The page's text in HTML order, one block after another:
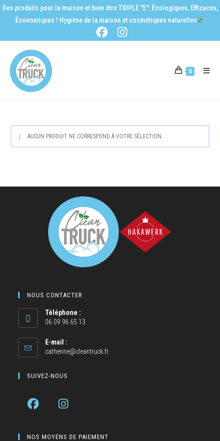
Des produits pour la maison et bien être TRIPLE "E": Écologiques, Efficaces,
Économiques ! Hygiène de la maison et cosmétiques naturelles
0
AUCUN PRODUIT NE CORRESPOND À VOTRE SÉLECTION.
NOUS CONTACTER
Téléphone :
06 09 96 65 13
E-mail :
catherine@cleantruck.fr
SUIVEZ-NOUS
NOS MOYENS DE PAIEMENT